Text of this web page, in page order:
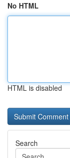
No HTML
HTML is disabled
Search